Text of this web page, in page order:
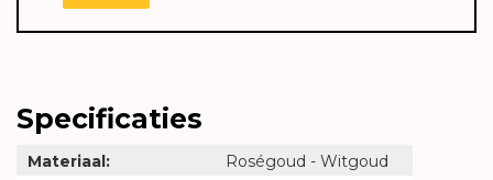
Specificaties
Materiaal:
Roségoud - Witgoud